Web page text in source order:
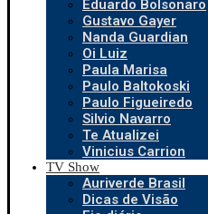
Eduardo Bolsonaro
Gustavo Gayer
Nanda Guardian
Oi Luiz
Paula Marisa
Paulo Baltokoski
Paulo Figueiredo
Silvio Navarro
Te Atualizei
Vinicius Carrion
TV Show
Auriverde Brasil
Dicas de Visão